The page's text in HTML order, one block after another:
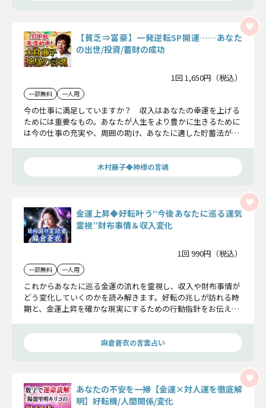
【貧乏⇒富豪】一発逆転SP開運……あなた
の出世/投資/蓄財の成功
1回 1,650円（税込）
一部無料 一人用
今の仕事に満足していますか？ 収入はあなたの幸運を上げる
ためには重要なもの。あなたが人生をより豊かに生きるために
は今の仕事の充実や、周囲の助け、あなたに適した貯蓄法が必
伝授します。
木村藤子◆神様の言魂
金運上昇◆好転叶う“今後あなたに巡る運気
霊視”財布事情＆収入変化
1回 990円（税込）
一部無料 一人用
これからあなたに巡る金運の流れを霊視し、収入や財布事情が
どう変化していくのかを読み解きます。好転の兆しが訪れる時
期と、金運上昇を確かな現実にするための行動指針をお伝えし
麻倉蒼衣の言霊占い
あなたの不安を一掃【金運×対人運を徹底解
明】好転機/人間関係/変化